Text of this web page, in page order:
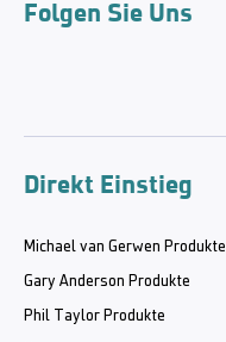
Folgen Sie Uns
Direkt Einstieg
Michael van Gerwen Produkte
Gary Anderson Produkte
Phil Taylor Produkte